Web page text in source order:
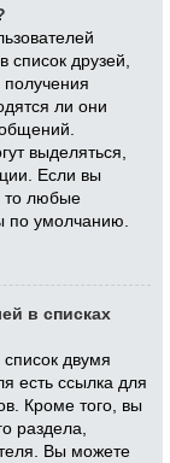
друзей,
ли они
выделяться,
Если вы
то любые
по умолчанию.
в списках
двумя
есть ссылка для
Кроме того, вы
раздела,
Вы можете